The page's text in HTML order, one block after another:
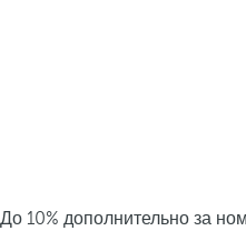
До 10% дополнительно за